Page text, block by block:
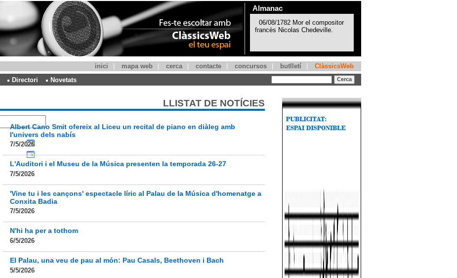
Almanac
inici mapa web cerca contacte concursos butlletí
ClàssicsWeb
Directori Novetats
LLISTAT DE NOTÍCIES
Albert Cano Smit ofereix al Liceu un recital de piano en diàleg amb
l'univers dels nabís
7/5/2026
L'Auditori i el Museu de la Música presenten la temporada 26-27
7/5/2026
'Vine tu i les cançons' espectacle líric al Palau de la Música d'homenatge a
Conxita Badia
7/5/2026
N'hi ha per a tothom
6/5/2026
El Palau, una veu de pau al món: Pau Casals, Beethoven i Bach
5/5/2026